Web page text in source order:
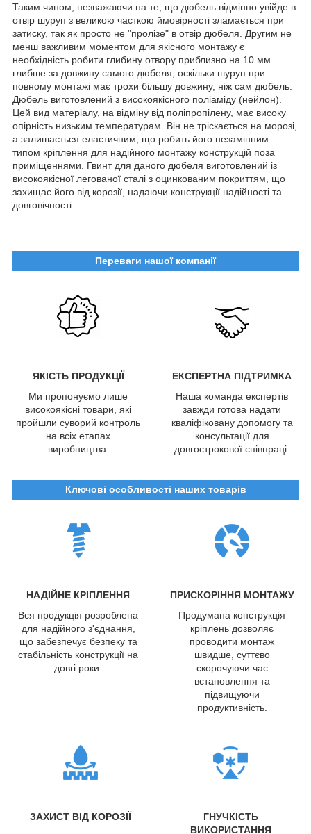
Таким чином, незважаючи на те, що дюбель відмінно увійде в
отвір шуруп з великою часткою ймовірності зламається при
затиску, так як просто не "пролізе" в отвір дюбеля. Другим не
менш важливим моментом для якісного монтажу є
необхідність робити глибину отвору приблизно на 10 мм.
глибше за довжину самого дюбеля, оскільки шуруп при
повному монтажі має трохи більшу довжину, ніж сам дюбель.
Дюбель виготовлений з високоякісного поліаміду (нейлон).
Цей вид матеріалу, на відміну від поліпропілену, має високу
опірність низьким температурам. Він не тріскається на морозі,
а залишається еластичним, що робить його незамінним
типом кріплення для надійного монтажу конструкцій поза
приміщеннями. Гвинт для даного дюбеля виготовлений із
високоякісної легованої сталі з оцинкованим покриттям, що
захищає його від корозії, надаючи конструкції надійності та
довговічності.
Переваги нашої компанії
ЯКІСТЬ ПРОДУКЦІЇ
ЕКСПЕРТНА ПІДТРИМКА
Ми пропонуємо лише
високоякісні товари, які
пройшли суворий контроль
на всіх етапах
виробництва.
Наша команда експертів
завжди готова надати
кваліфіковану допомогу та
консультації для
довгострокової співпраці.
Ключові особливості наших товарів
НАДІЙНЕ КРІПЛЕННЯ
ПРИСКОРІННЯ МОНТАЖУ
Вся продукція розроблена
для надійного з'єднання,
що забезпечує безпеку та
стабільність конструкції на
довгі роки.
Продумана конструкція
кріплень дозволяє
проводити монтаж
швидше, суттєво
скорочуючи час
встановлення та
підвищуючи
продуктивність.
ЗАХИСТ ВІД КОРОЗІЇ
ГНУЧКІСТЬ
ВИКОРИСТАННЯ